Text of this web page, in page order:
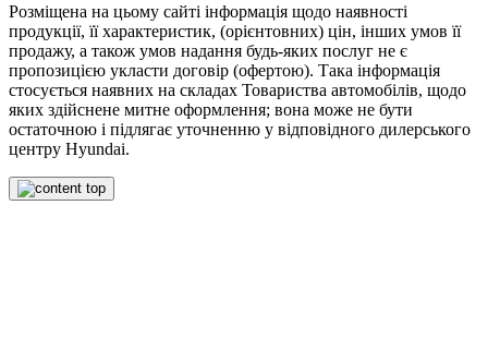
Розміщена на цьому сайті інформація щодо наявності
продукції, її характеристик, (орієнтовних) цін, інших умов її
продажу, а також умов надання будь-яких послуг не є
пропозицією укласти договір (офертою). Така інформація
стосується наявних на складах Товариства автомобілів, щодо
яких здійснене митне оформлення; вона може не бути
остаточною і підлягає уточненню у відповідного дилерського
центру Hyundai.